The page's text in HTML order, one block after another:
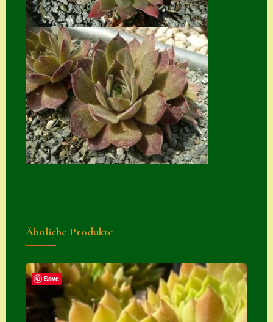
Semps die ich
suche
Semps von A – Z
Shop
Suche
Sue Thomas
Translator
Widerrufsbelehru
ng
Ähnliche Produkte
Save